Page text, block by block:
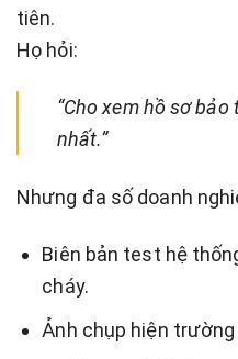
tiên.
Họ hỏi:
“Cho xem hồ sơ
nhất.”
Nhưng đa số doanh
Biên bản test hệ
cháy.
Ảnh chụp hiện